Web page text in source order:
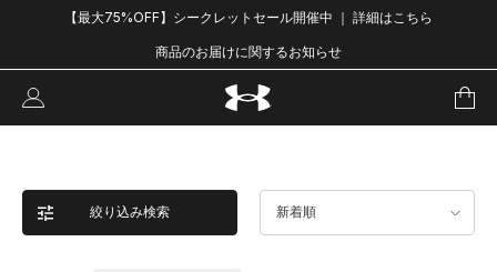
【最大75%OFF】シークレットセール開催中 ｜ 詳細はこちら
商品のお届けに関するお知らせ
絞り込み検索 新着順